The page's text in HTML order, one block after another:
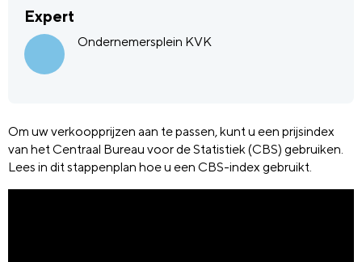
Expert
Ondernemersplein KVK
Om uw verkoopprijzen aan te passen, kunt u een prijsindex
van het Centraal Bureau voor de Statistiek (CBS) gebruiken.
Lees in dit stappenplan hoe u een CBS-index gebruikt.